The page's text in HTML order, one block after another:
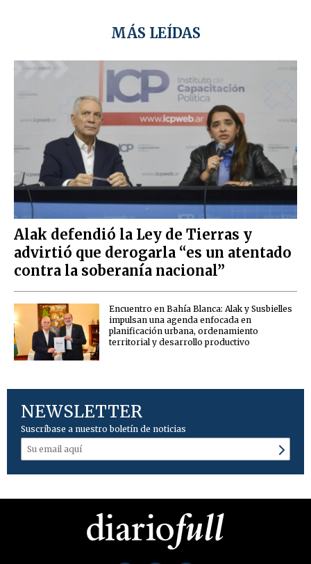
MÁS LEÍDAS
Alak defendió la Ley de Tierras y
advirtió que derogarla “es un atentado
contra la soberanía nacional”
Encuentro en Bahía Blanca: Alak y Susbielles
impulsan una agenda enfocada en
planificación urbana, ordenamiento
territorial y desarrollo productivo
NEWSLETTER
Suscríbase a nuestro boletín de noticias